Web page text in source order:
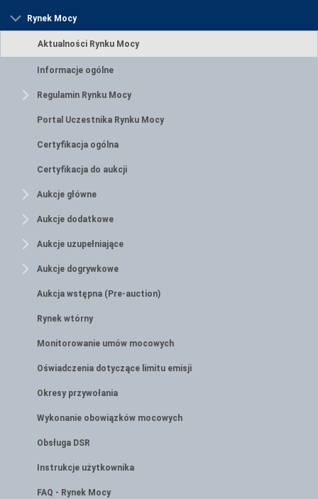
Rynek Mocy
Aktualności Rynku Mocy
Informacje ogólne
Regulamin Rynku Mocy
Portal Uczestnika Rynku Mocy
Certyfikacja ogólna
Certyfikacja do aukcji
Aukcje główne
Aukcje dodatkowe
Aukcje uzupełniające
Aukcje dogrywkowe
Aukcja wstępna (Pre-auction)
Rynek wtórny
Monitorowanie umów mocowych
Oświadczenia dotyczące limitu emisji
Okresy przywołania
Wykonanie obowiązków mocowych
Obsługa DSR
Instrukcje użytkownika
FAQ - Rynek Mocy